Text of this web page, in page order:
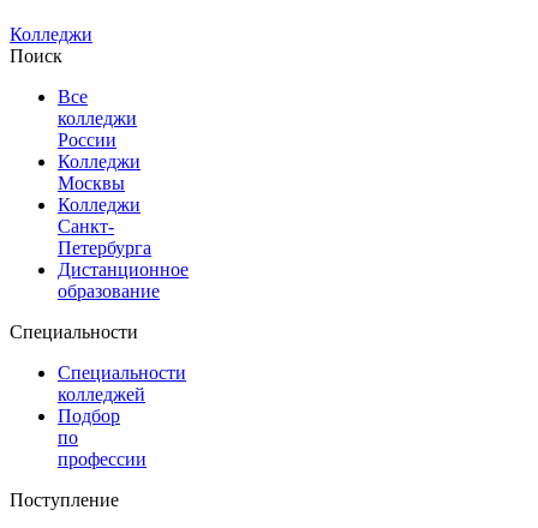
Колледжи
Поиск
Все
колледжи
России
Колледжи
Москвы
Колледжи
Санкт-
Петербурга
Дистанционное
образование
Специальности
Специальности
колледжей
Подбор
по
профессии
Поступление